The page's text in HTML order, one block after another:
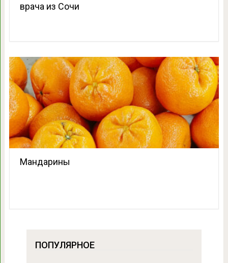
врача из Сочи
Мандарины
ПОПУЛЯРНОЕ